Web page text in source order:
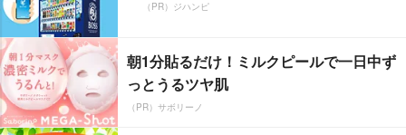
（PR）ジハンピ
朝1分貼るだけ！ミルクピールで一日中ず
っとうるツヤ肌
（PR）サボリーノ